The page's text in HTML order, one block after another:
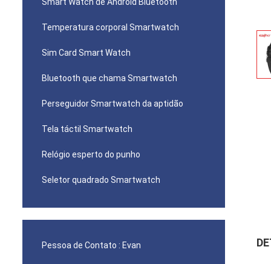
Temperatura corporal Smartwatch
Sim Card Smart Watch
Bluetooth que chama Smartwatch
Perseguidor Smartwatch da aptidão
Tela táctil Smartwatch
Relógio esperto do punho
Seletor quadrado Smartwatch
Pessoa de Contato : Evan